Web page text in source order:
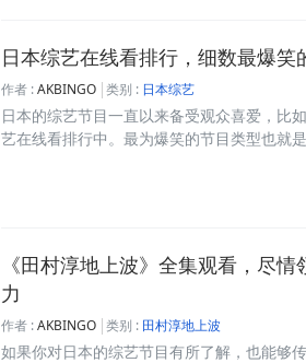
日本综艺在线看排行，细数最爆笑
作者 :AKBINGO 类别 : 日本综艺
日本的综艺节目一直以来备受观众喜爱，
艺在线看排行中。最为爆笑的节目类型也就
《田村淳地上波》全集观看，尽
力
作者 :AKBINGO 类别 : 田村淳地上波
如果你对日本的综艺节目有所了解，也能够